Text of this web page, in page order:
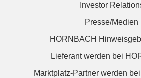
Investor
Presse/Medien
HORNBACH
Lieferant werden bei
Marktplatz-Partner werden